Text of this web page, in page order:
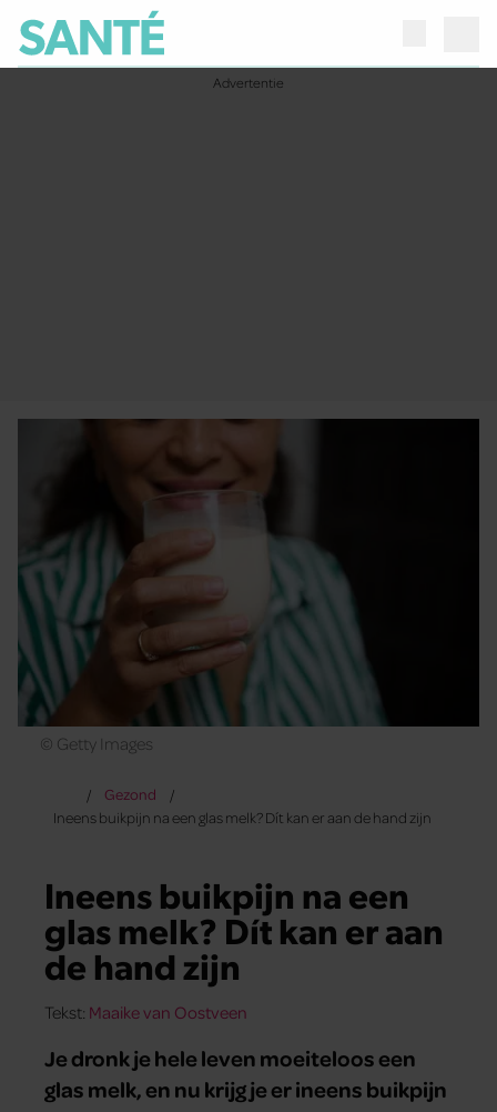
© Getty Images
Gezond
Ineens buikpijn na een glas melk? Dít kan er aan de hand zijn
Ineens buikpijn na een
glas melk? Dít kan er aan
de hand zijn
Tekst: Maaike van Oostveen
Je dronk je hele leven moeiteloos een
glas melk, en nu krijg je er ineens buikpijn